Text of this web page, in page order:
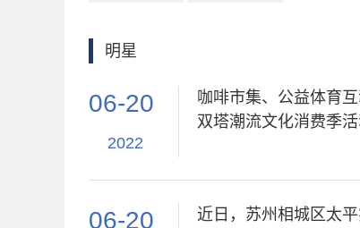
明星
06-20
2022
咖啡市集、公益体育
双塔潮流文化消费季
06-20 近日，苏州相城区太